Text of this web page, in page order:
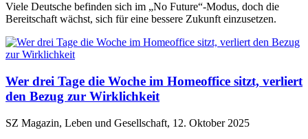
Viele Deutsche befinden sich im „No Future“-Modus, doch die
Bereitschaft wächst, sich für eine bessere Zukunft einzusetzen.
Wer drei Tage die Woche im Homeoffice sitzt, verliert
den Bezug zur Wirklichkeit
SZ Magazin, Leben und Gesellschaft, 12. Oktober 2025